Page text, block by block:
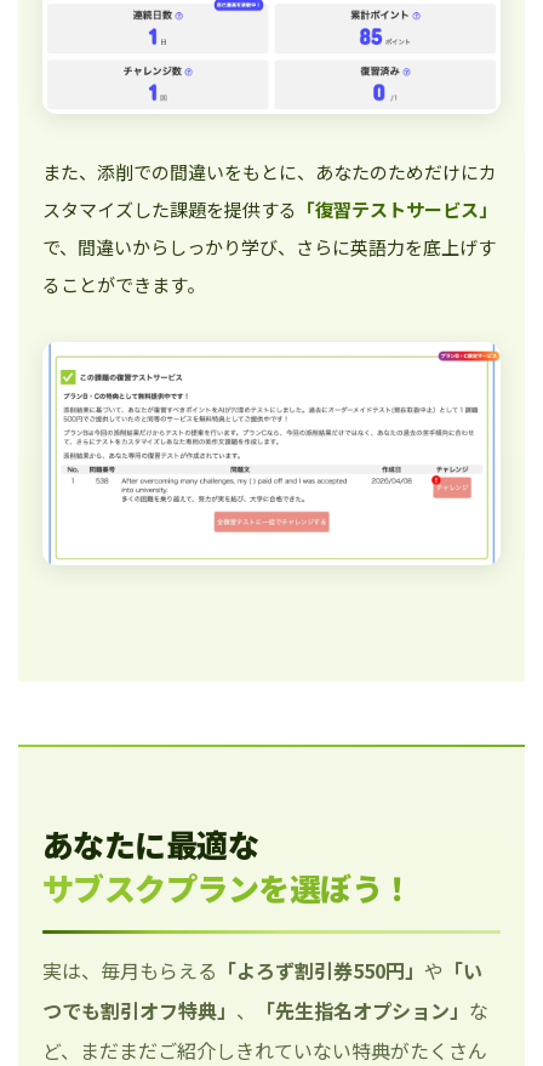
また、添削での間違いをもとに、あなたのためだけにカ
スタマイズした課題を提供する 「復習テストサービス」
で、間違いからしっかり学び、さらに英語力を底上げす
ることができます。
あなたに最適な
サブスクプランを選ぼう！
実は、毎月もらえる 「よろず割引券550円」 や 「い
つでも割引オフ特典」 、 「先生指名オプション」 な
ど、まだまだご紹介しきれていない特典がたくさん